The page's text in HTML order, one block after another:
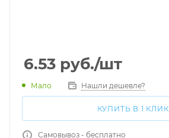
6.53 руб./шт
Мало Нашли дешевле?
КУПИТЬ В 1 КЛИК
Самовывоз - бесплатно